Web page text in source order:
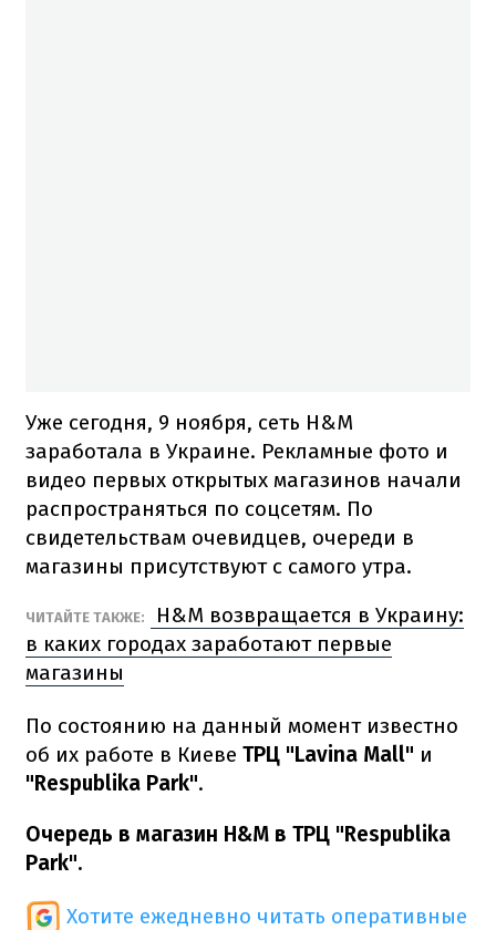
Уже сегодня, 9 ноября, сеть H&M
заработала в Украине. Рекламные фото и
видео первых открытых магазинов начали
распространяться по соцсетям. По
свидетельствам очевидцев, очереди в
магазины присутствуют с самого утра.
ЧИТАЙТЕ ТАКЖЕ:
H&M возвращается в Украину:
в каких городах заработают первые
магазины
По состоянию на данный момент известно
об их работе в Киеве ТРЦ "Lavina Mall" и
"Respublika Park".
Очередь в магазин H&M в ТРЦ "Respublika
Park".
Хотите ежедневно читать оперативные